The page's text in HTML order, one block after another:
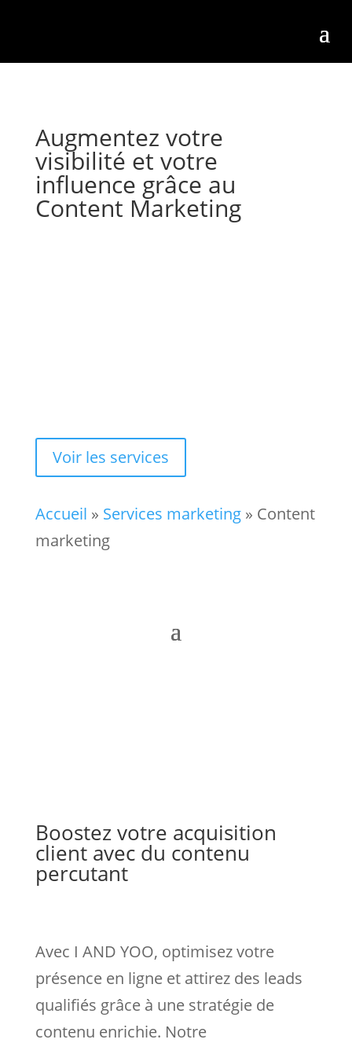
Augmentez votre
visibilité et votre
influence grâce au
Content Marketing
Voir les services
Accueil » Services marketing» Content
marketing
Boostez votre acquisition
client avec du contenu
percutant
Avec I AND YOO, optimisez votre
présence en ligne et attirez des leads
qualifiés grâce à une stratégie de
contenu enrichie. Notre